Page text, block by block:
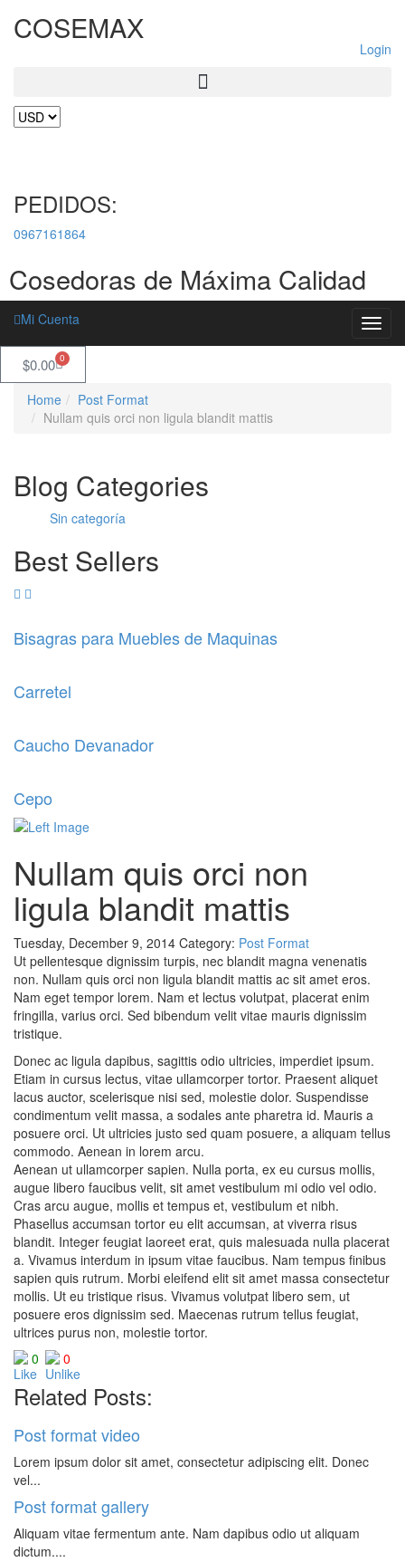
COSEMAX
Login
PEDIDOS:
0967161864
Cosedoras de Máxima Calidad
Mi Cuenta
$0.00 0
Home
Post Format
Nullam quis orci non ligula blandit mattis
Blog Categories
Sin categoría
Best Sellers
Bisagras para Muebles de Maquinas
Carretel
Caucho Devanador
Cepo
Nullam quis orci non
ligula blandit mattis
Tuesday, December 9, 2014 Category: Post Format
Ut pellentesque dignissim turpis, nec blandit magna venenatis
non. Nullam quis orci non ligula blandit mattis ac sit amet eros.
Nam eget tempor lorem. Nam et lectus volutpat, placerat enim
fringilla, varius orci. Sed bibendum velit vitae mauris dignissim
tristique.
Donec ac ligula dapibus, sagittis odio ultricies, imperdiet ipsum.
Etiam in cursus lectus, vitae ullamcorper tortor. Praesent aliquet
lacus auctor, scelerisque nisi sed, molestie dolor. Suspendisse
condimentum velit massa, a sodales ante pharetra id. Mauris a
posuere orci. Ut ultricies justo sed quam posuere, a aliquam tellus
commodo. Aenean in lorem arcu.
Aenean ut ullamcorper sapien. Nulla porta, ex eu cursus mollis,
augue libero faucibus velit, sit amet vestibulum mi odio vel odio.
Cras arcu augue, mollis et tempus et, vestibulum et nibh.
Phasellus accumsan tortor eu elit accumsan, at viverra risus
blandit. Integer feugiat laoreet erat, quis malesuada nulla placerat
a. Vivamus interdum in ipsum vitae faucibus. Nam tempus finibus
sapien quis rutrum. Morbi eleifend elit sit amet massa consectetur
mollis. Ut eu tristique risus. Vivamus volutpat libero sem, ut
posuere eros dignissim sed. Maecenas rutrum tellus feugiat,
ultrices purus non, molestie tortor.
0
0
Related Posts:
Post format video
Lorem ipsum dolor sit amet, consectetur adipiscing elit. Donec
vel...
Post format gallery
Aliquam vitae fermentum ante. Nam dapibus odio ut aliquam
dictum....